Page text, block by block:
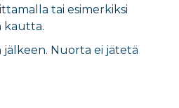
tai esimerkiksi
kautta.
Nuorta ei jätetä